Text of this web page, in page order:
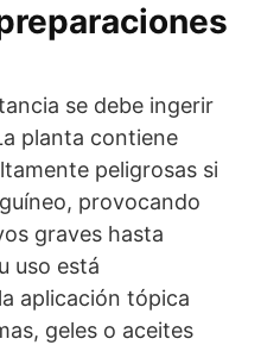
se debe ingerir
planta contiene
peligrosas si
provocando
graves hasta
uso está
aplicación tópica
geles o aceites